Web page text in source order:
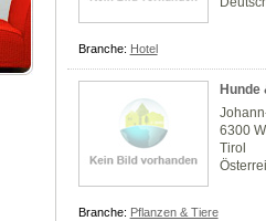
Branche: Hotel
Hunde
6300
Tirol
Branche: Pflanzen & Tiere